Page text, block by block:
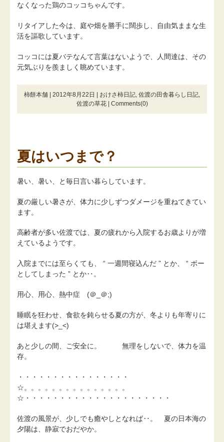
なくなった鶏のコッコちゃんです。
リタイアした今は、庭や畑を勝手に闊歩し、自由気ままな生
活を謳歌しています。
コッコには夏バテなんて言葉はないようで、人間達は、その
元気ぶりを羨ましく眺めています。
柿餅本舗 | 2012年8月22日 | おけさ柿日記, 佐渡の田舎暮らし日記,
佐渡の草花| Comments(0)
夏はいつまで？
暑い、暑い、と毎日言い暮らしています。
夏の厳しい暑さが、体力に少しずつダメージを重ねてきてい
ます。
高齢者が多い佐渡では、夏の疲れから入院するお歳よりが増
えているようです。
入院までには至らくても、 “ 一週間寝込んだ ” とか、 “ ボー
としてしまった ” とか‥。
用心、用心、熱中症 (＠_＠;)
睡眠を狂わせ、食欲を鈍らせる夏の方が、冬よりも年寄りに
は堪えます(>_<)
あと少しの間、ご安全に。 無理をしないで、体力を温
存。
・・・・・・・・・・・・・・・・
☆。。。。。。。。。。。。。。。
☆・・・・・・・・・・・・・・・・・・・・・
佐渡の風景が、少しでも癒やしとなれば‥。 夏の日本海の
夕陽は、静寂でおだやか。